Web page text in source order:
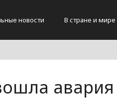
новости В стране и мире
авария